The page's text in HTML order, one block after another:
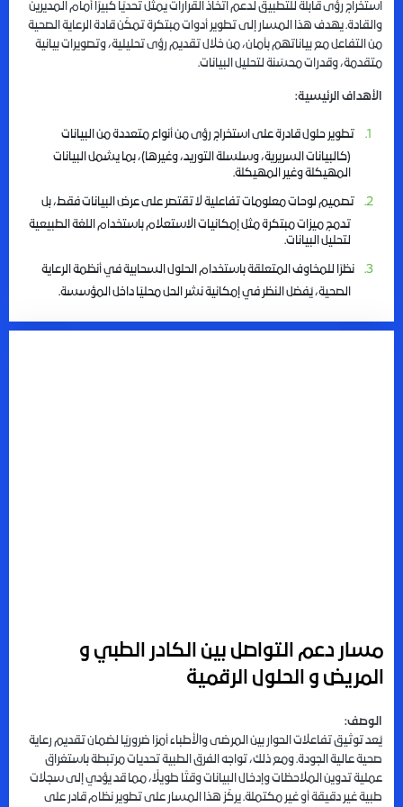
استخراج رؤى قابلة للتطبيق لدعم اتخاذ القرارات يمثل تحديًا كبيرًا أمام المديرين
والقادة. يهدف هذا المسار إلى تطوير أدوات مبتكرة تمكّن قادة الرعاية الصحية
من التفاعل مع بياناتهم بأمان، من خلال تقديم رؤى تحليلية، وتصويرات بيانية
متقدمة، وقدرات محسّنة لتحليل البيانات.
الأهداف الرئيسية:
تطوير حلول قادرة على استخراج رؤى من أنواع متعددة من البيانات
(كالبيانات السريرية، وسلسلة التوريد، وغيرها)، بما يشمل البيانات
المهيكلة وغير المهيكلة.
تصميم لوحات معلومات تفاعلية لا تقتصر على عرض البيانات فقط، بل
تدمج ميزات مبتكرة مثل إمكانيات الاستعلام باستخدام اللغة الطبيعية
لتحليل البيانات.
نظرًا للمخاوف المتعلقة باستخدام الحلول السحابية في أنظمة الرعاية
الصحية، يُفضل النظر في إمكانية نشر الحل محليًا داخل المؤسسة.
مسار دعم التواصل بين الكادر الطبي و
المريض و الحلول الرقمية
الوصف:
يُعد توثيق تفاعلات الحوار بين المرضى والأطباء أمرًا ضروريًا لضمان تقديم رعاية
صحية عالية الجودة. ومع ذلك، تواجه الفرق الطبية تحديات مرتبطة باستغراق
عملية تدوين الملاحظات وإدخال البيانات وقتًا طويلًا، مما قد يؤدي إلى سجلات
طبية غير دقيقة أو غير مكتملة. يركّز هذا المسار على تطوير نظام قادر على